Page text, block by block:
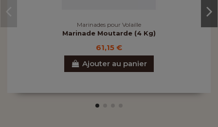
Marinades pour Volaille
Marinade Moutarde (4 Kg)
61,15 €
Ajouter au panier